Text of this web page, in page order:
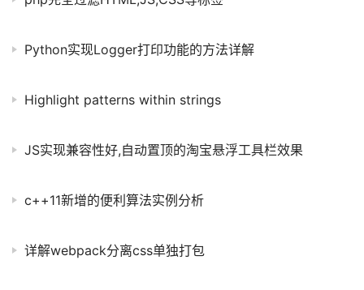
Python实现Logger打印功能的方法详解
Highlight patterns within strings
JS实现兼容性好,自动置顶的淘宝悬浮工具栏效果
c++11新增的便利算法实例分析
详解webpack分离css单独打包